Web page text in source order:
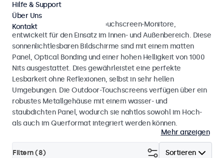
Außenbereich
Wetterfeste Monitore und Touchscreen-Monitore,
entwickelt für den Einsatz im Innen- und Außenbereich. Diese
sonnenlichtlesbaren Bildschirme sind mit einem matten
Panel, Optical Bonding und einer hohen Helligkeit von 1000
Nits ausgestattet. Dies gewährleistet eine perfekte
Lesbarkeit ohne Reflexionen, selbst in sehr hellen
Umgebungen. Die Outdoor-Touchscreens verfügen über ein
robustes Metallgehäuse mit einem wasser- und
staubdichten Panel, wodurch sie nahtlos sowohl im Hoch-
als auch im Querformat integriert werden können.
Mehr anzeigen
Sortieren
Filtern (8)
Hilfe & Support
Über Uns
Kontakt